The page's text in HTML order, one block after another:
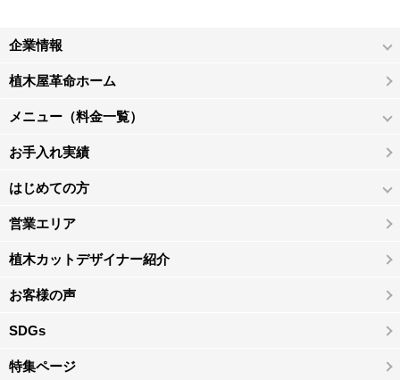
企業情報
植木屋革命ホーム
メニュー（料金一覧）
お手入れ実績
はじめての方
営業エリア
植木カットデザイナー紹介
お客様の声
SDGs
特集ページ